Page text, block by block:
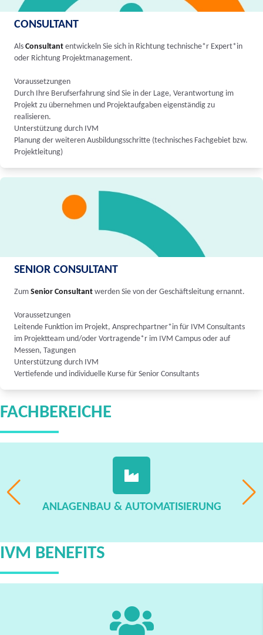
CONSULTANT
Als Consultant entwickeln Sie sich in Richtung technische*r Expert*in
oder Richtung Projektmanagement.
Voraussetzungen
Durch Ihre Berufserfahrung sind Sie in der Lage, Verantwortung im
Projekt zu übernehmen und Projektaufgaben eigenständig zu
realisieren.
Unterstützung durch IVM
Planung der weiteren Ausbildungsschritte (technisches Fachgebiet bzw.
Projektleitung)
SENIOR CONSULTANT
Zum Senior Consultant werden Sie von der Geschäftsleitung ernannt.
Voraussetzungen
Leitende Funktion im Projekt, Ansprechpartner*in für IVM Consultants
im Projektteam und/oder Vortragende*r im IVM Campus oder auf
Messen, Tagungen
Unterstützung durch IVM
Vertiefende und individuelle Kurse für Senior Consultants
FACHBEREICHE
ANLAGENBAU & AUTOMATISIERUNG
IVM BENEFITS